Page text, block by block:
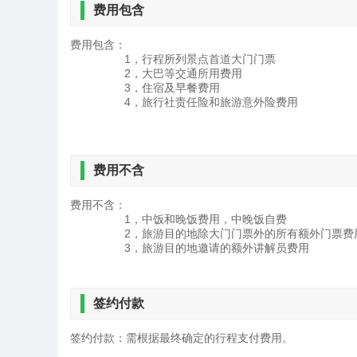
费用包含
费用包含：
1，行程所列景点首道大门门票
2，大巴等交通所用费用
3，住宿及早餐费用
4，旅行社责任险和旅游意外险费用
费用不含
费用不含：
1，中饭和晚饭费用，中晚饭自费
2，旅游目的地除大门门票外的所有额外门票费
3，旅游目的地邀请的额外讲解员费用
签约付款
签约付款：需根据最终确定的行程支付费用。